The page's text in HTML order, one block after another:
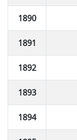
1890
1891
1892
1893
1894